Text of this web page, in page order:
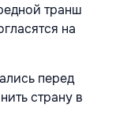
транш
на
перед
страну в